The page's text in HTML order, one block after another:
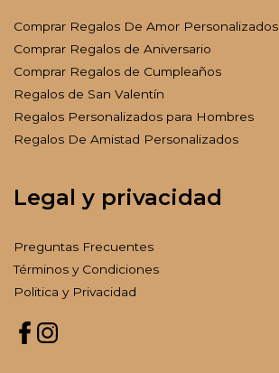
Comprar Regalos De Amor Personalizados
Comprar Regalos de Aniversario
Comprar Regalos de Cumpleaños
Regalos de San Valentín
Regalos Personalizados para Hombres
Regalos De Amistad Personalizados
Legal y privacidad
Preguntas Frecuentes
Términos y Condiciones
Politica y Privacidad